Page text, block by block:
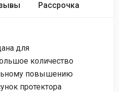
Рассрочка
для
количество
повышению
протектора